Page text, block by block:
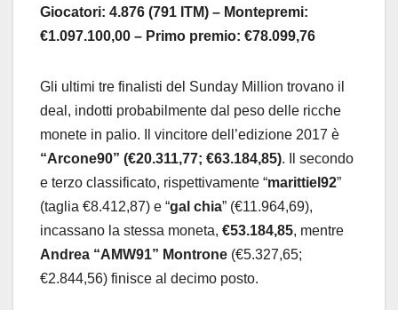
Giocatori: 4.876 (791 ITM) – Montepremi:
€1.097.100,00 – Primo premio: €78.099,76
Gli ultimi tre finalisti del Sunday Million trovano il
deal, indotti probabilmente dal peso delle ricche
monete in palio. Il vincitore dell’edizione 2017 è
“Arcone90” (€20.311,77; €63.184,85). Il secondo
e terzo classificato, rispettivamente “marittiel92”
(taglia €8.412,87) e “gal chia” (€11.964,69),
incassano la stessa moneta, €53.184,85, mentre
Andrea “AMW91” Montrone (€5.327,65;
€2.844,56) finisce al decimo posto.